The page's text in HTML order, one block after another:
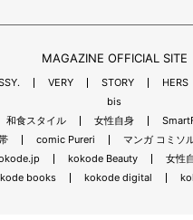
MAGAZINE OFFICIAL SITE
VERY STORY HERS
bis
和食スタイル
女性自身
comic Pureri マンガ コミソ
kokode Beauty
女性
books
kokode digital